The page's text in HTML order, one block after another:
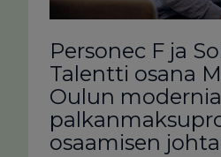
Personec F ja
Talentti osana
Oulun modernia
osaamisen